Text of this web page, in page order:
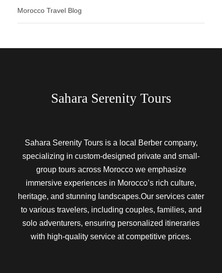
Morocco Travel Blog
Sahara Serenity Tours
Sahara Serenity Tours is a local Berber company,
specializing in custom-designed private and small-
group tours across Morocco we emphasize
immersive experiences in Morocco’s rich culture,
heritage, and stunning landscapes.Our services cater
to various travelers, including couples, families, and
solo adventurers, ensuring personalized itineraries
with high-quality service at competitive prices.